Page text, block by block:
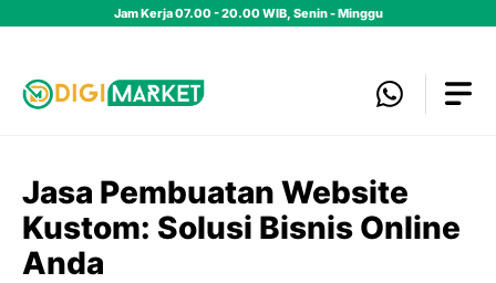
Jam Kerja 07.00 - 20.00 WIB, Senin - Minggu
Jasa Pembuatan Website
Kustom: Solusi Bisnis Online
Anda